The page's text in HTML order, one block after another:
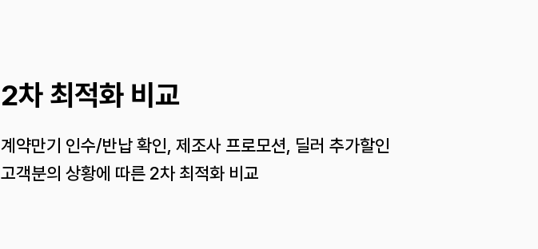
2차 최적화 비교
계약만기 인수/반납 확인, 제조사 프로모션, 딜러 추가할인
고객분의 상황에 따른 2차 최적화 비교